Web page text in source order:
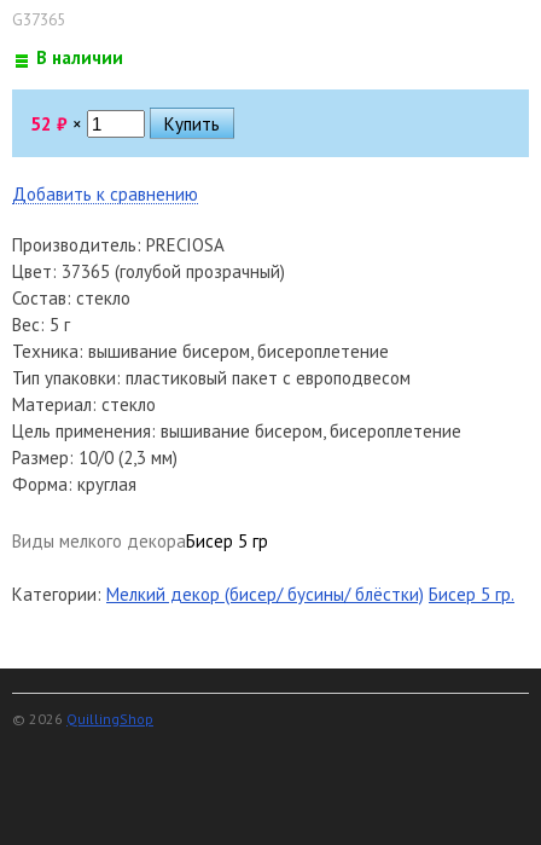
G37365
В наличии
52 ₽ ×
Добавить к сравнению
Производитель: PRECIOSA
Цвет: 37365 (голубой прозрачный)
Состав: стекло
Вес: 5 г
Техника: вышивание бисером, бисероплетение
Тип упаковки: пластиковый пакет с европодвесом
Материал: стекло
Цель применения: вышивание бисером, бисероплетение
Размер: 10/0 (2,3 мм)
Форма: круглая
Виды мелкого декораБисер 5 гр
Категории: Мелкий декор (бисер/ бусины/ блёстки) Бисер 5 гр.
© 2026 QuillingShop